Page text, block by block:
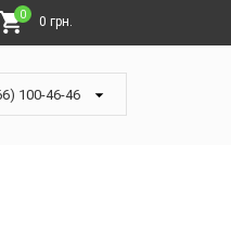
0 0 грн.
100-46-46